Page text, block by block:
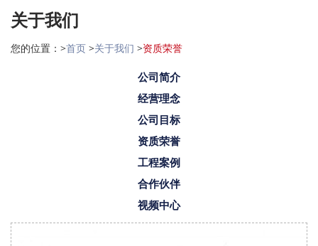
关于我们
您的位置：>首页 >关于我们 >资质荣誉
公司简介
经营理念
公司目标
资质荣誉
工程案例
合作伙伴
视频中心